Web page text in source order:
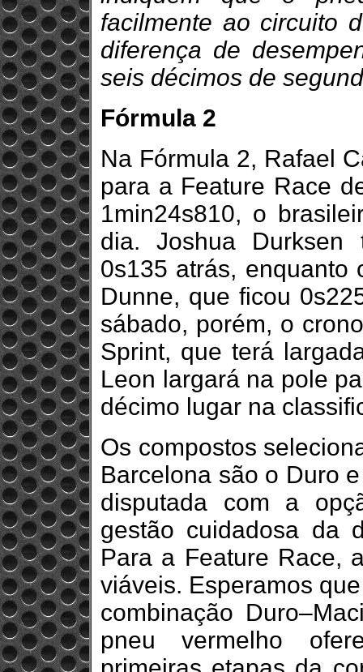
facilmente ao circuito
diferença de
seis décimos de
Fórmula 2
Na Fórmula 2, Rafael
para a Feature Race
1min24s810, o
dia. Joshua Durksen
0s135 atrás, enquanto
Dunne, que ficou
sábado, porém, o
Sprint, que terá
Leon largará na pole
décimo lugar na
Os compostos
Barcelona são o Duro
disputada com a
gestão cuidadosa da
Para a Feature Race,
viáveis. Esperamos
combinação
pneu vermelho